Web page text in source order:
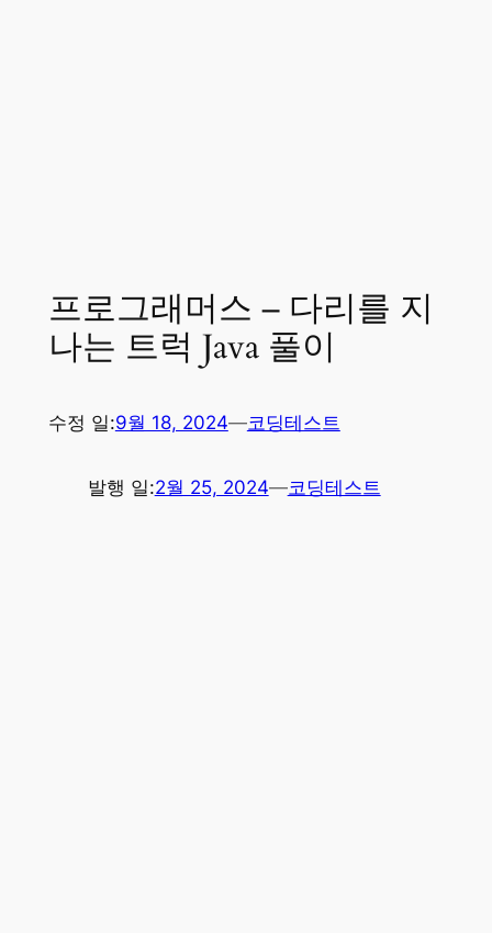
프로그래머스 – 다리를 지
나는 트럭 Java 풀이
수정 일:9월 18, 2024—코딩테스트
발행 일:2월 25, 2024—코딩테스트